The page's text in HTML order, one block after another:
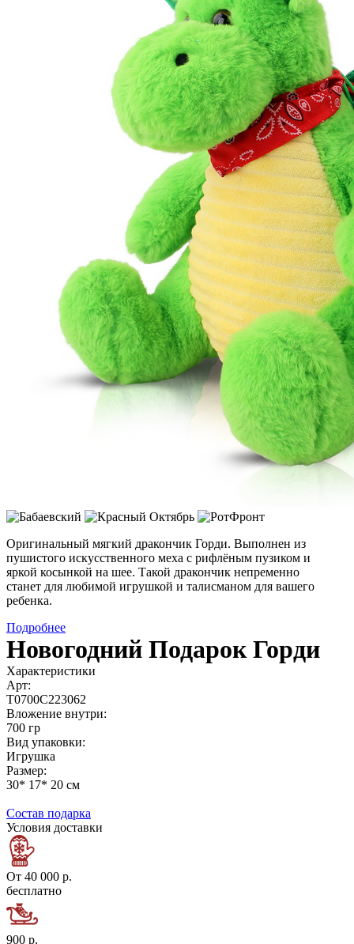
Оригинальный мягкий дракончик Горди. Выполнен из
пушистого искусственного меха с рифлёным пузиком и
яркой косынкой на шее. Такой дракончик непременно
станет для любимой игрушкой и талисманом для вашего
ребенка.
Подробнее
Новогодний Подарок Горди
Характеристики
Арт:
Т0700С223062
Вложение внутри:
700 гр
Вид упаковки:
Игрушка
Размер:
30* 17* 20 см
Состав подарка
Условия доставки
От 40 000 р.
бесплатно
900 р.